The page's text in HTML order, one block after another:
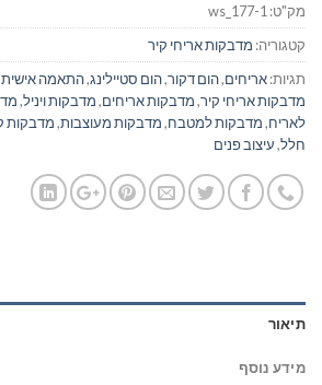
מק"ט: ws_177-1
קטגוריה: מדבקות אריחי קיר
תגיות:אריחים,הום דקור,הום סטיילינג,התאמה אישית
מדבקות אריחי קיר,מדבקות אריחים,מדבקות ויניל,
לאריח,מדבקות למטבח,מדבקות מעוצבות,מדבקות
חלל,עיצוב פנים
תיאור
מידע נוסף